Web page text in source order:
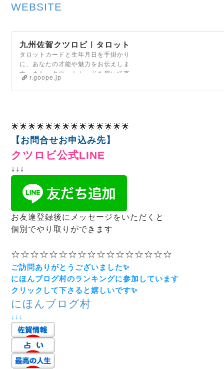
WEBSITE
九州佐賀クツロビ｜タロット
カードで直感力
タロットカードと生年月日を手掛かり
に、あなたの才能や魅力をお伝えしま
す。また、タロットカードを用いて直
中。仕事や日常であなたの直感力を活
r.goope.jp
🌟🌟🌟🌟🌟🌟🌟🌟🌟🌟🌟🌟🌟🌟
【お問合せお申込み先】
クツロビ公式LINE
↓↓↓
お友達登録後にメッセージをいただくと
個別でやり取りができます
☆☆☆☆☆☆☆☆☆☆☆☆☆☆☆☆☆
ご訪問ありがとうございました✨
にほんブログ村のランキングに参加しています
クリックして下さると嬉しいです✨
にほんブログ村
↓↓↓